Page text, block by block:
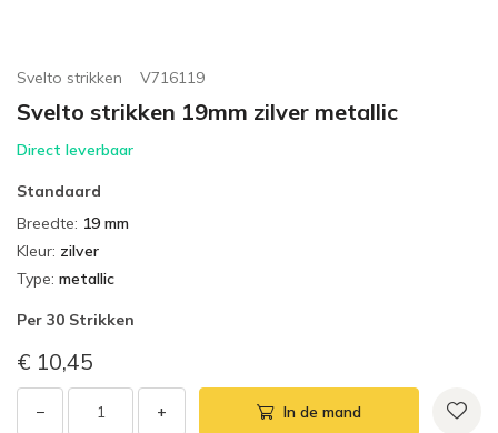
Svelto strikken V716119
Svelto strikken 19mm zilver metallic
Direct leverbaar
Standaard
Breedte: 19 mm
Kleur: zilver
Type: metallic
Per 30 Strikken
€ 10,45
− + In de mand